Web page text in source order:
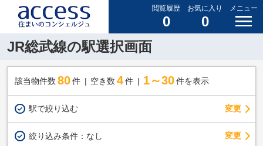
閲覧履歴
0
お気に入り
0
メニュー
JR総武線の駅選択画面
該当物件数 80件 空き数 4 件 1～30 件を表示
駅で絞り込む 変更
絞り込み条件： なし 変更